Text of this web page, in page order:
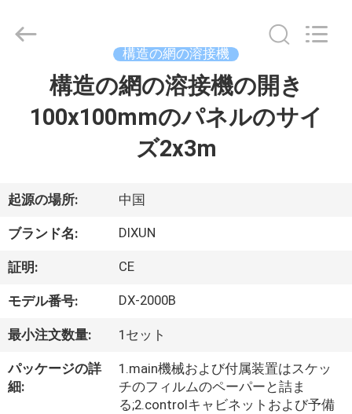
VR
シ
私
Anping
Dixun
構造の網の溶接機
構造の網の溶接機の開き
100x100mmのパネルのサイ
ズ2x3m
起源の場所: 中国
ブランド名: DIXUN
証明: CE
モデル番号: DX-2000B
最小注文数量: 1セット
パッケージの詳
細:
1.main機械および付属装置はスケッ
チのフィルムのペーパーと詰ま
る;2.controlキャビネットおよび予備